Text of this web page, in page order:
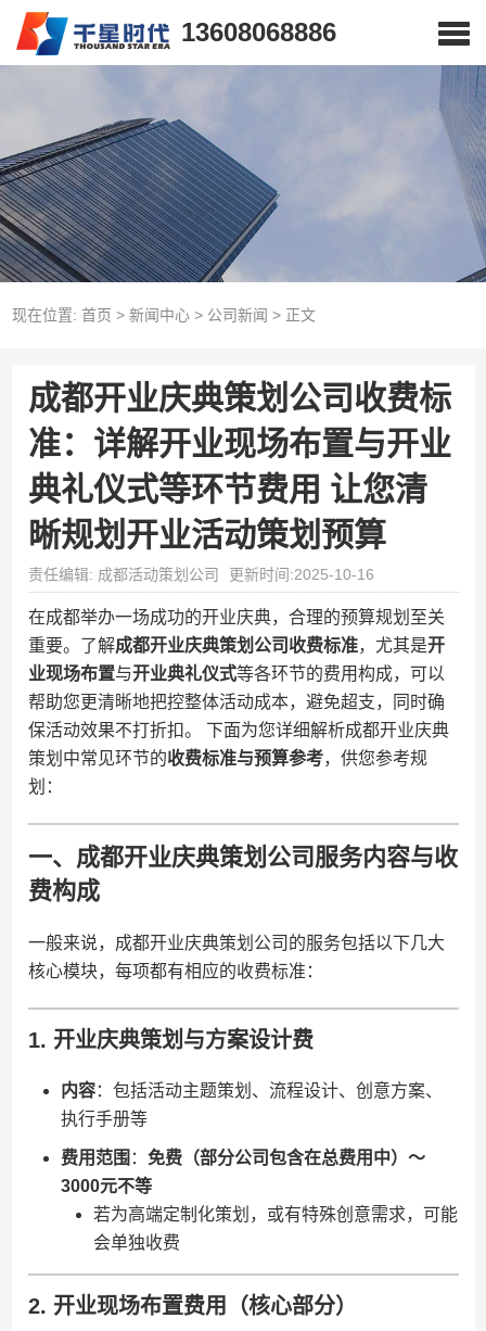
13608068886
现在位置: 首页 > 新闻中心> 公司新闻 > 正文
成都开业庆典策划公司收费标
准：详解开业现场布置与开业
典礼仪式等环节费用 让您清
晰规划开业活动策划预算
责任编辑: 成都活动策划公司 更新时间:2025-10-16
在成都举办一场成功的开业庆典，合理的预算规划至关
重要。了解​​成都开业庆典策划公司收费标准​​，尤其是​​开
业现场布置​​与​​开业典礼仪式​​等各环节的费用构成，可以
帮助您更清晰地把控整体活动成本，避免超支，同时确
保活动效果不打折扣。 下面为您详细解析成都开业庆典
策划中常见环节的​​收费标准与预算参考​​，供您参考规
划：
一、成都开业庆典策划公司服务内容与收
费构成
一般来说，成都开业庆典策划公司的服务包括以下几大
核心模块，每项都有相应的收费标准：
1. ​ ​开业庆典策划与方案设计费​
​内容​​：包括活动主题策划、流程设计、创意方案、
执行手册等
​费用范围​ ​：​ ​免费（部分公司包含在总费用中）～
3000元不等​
若为高端定制化策划，或有特殊创意需求，可能
会单独收费
2. ​ ​开业现场布置费用（核心部分）​